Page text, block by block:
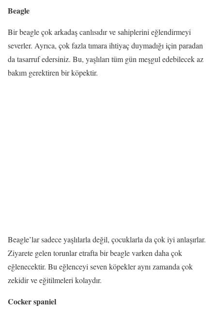
Beagle
Bir beagle çok arkadaş canlısıdır ve sahiplerini eğlendirmeyi
severler. Ayrıca, çok fazla tımara ihtiyaç duymadığı için paradan
da tasarruf edersiniz. Bu, yaşlıları tüm gün meşgul edebilecek az
bakım gerektiren bir köpektir.
Beagle’lar sadece yaşlılarla değil, çocuklarla da çok iyi anlaşırlar.
Ziyarete gelen torunlar etrafta bir beagle varken daha çok
eğlenecektir. Bu eğlenceyi seven köpekler aynı zamanda çok
zekidir ve eğitilmeleri kolaydır.
Cocker spaniel